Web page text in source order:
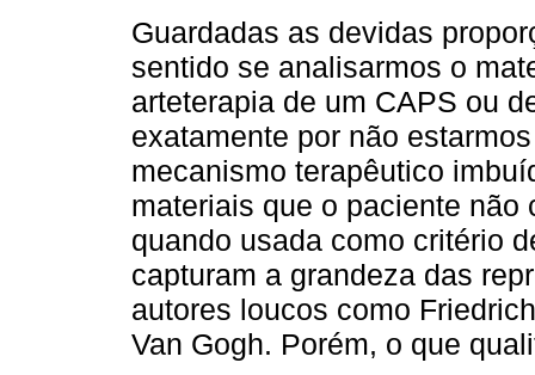
Guardadas as devidas
sentido se analisarmos o
arteterapia de um CAPS ou
exatamente por não
mecanismo terapêutico
materiais que o paciente
quando usada como critério
capturam a grandeza das
autores loucos como
Van Gogh. Porém, o que